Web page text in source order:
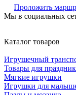
Проложить
Мы в социальных
Каталог товаров
Игрушечный
Товары для
Мягкие игрушки
Игрушки для